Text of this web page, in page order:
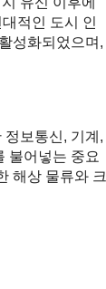
적인 도시 인
성화되었으며,
보통신, 기계,
불어넣는 중요
해상 물류와 크